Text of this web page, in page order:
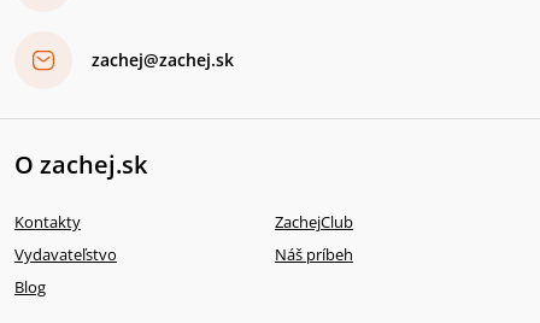
zachej@zachej.sk
O zachej.sk
Kontakty
ZachejClub
Vydavateľstvo
Náš príbeh
Blog